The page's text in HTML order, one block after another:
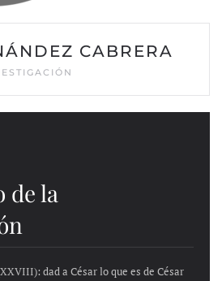
CABRERA
de la
dad a César lo que es de César